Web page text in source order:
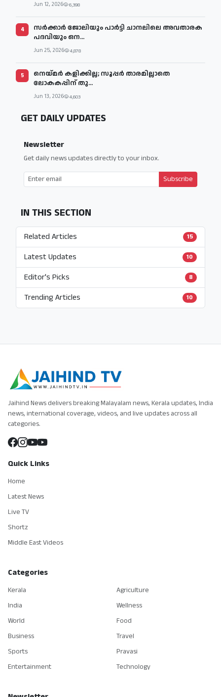
Jun 12, 2026 6,398
4
സര്‍ക്കാര്‍ ജോലിയും പാര്‍ട്ടി ചാനലിലെ അവതാരക
പദവിയും ഒന...
Jun 25, 2026 4,878
5
നെയ്മര്‍ കളിക്കില്ല; സൂപ്പര്‍ താരമില്ലാതെ
ലോകകപ്പിന് തു...
Jun 13, 2026 4,603
GET DAILY UPDATES
Newsletter
Get daily news updates directly to your inbox.
Subscribe
IN THIS SECTION
Related Articles 15
Latest Updates 10
Editor's Picks 8
Trending Articles 10
Jaihind News delivers breaking Malayalam news, Kerala updates, India
news, international coverage, videos, and live updates across all
categories.
Quick Links
Home
Latest News
Live TV
Shortz
Middle East Videos
Categories
Kerala
India
World
Business
Sports
Entertainment
Agriculture
Wellness
Food
Travel
Pravasi
Technology